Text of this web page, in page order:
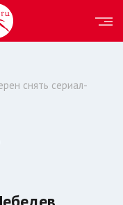
снять сериал-